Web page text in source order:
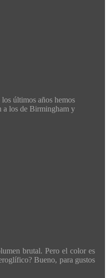
últimos años hemos
a los de Birmingham y
brutal. Pero el color es
Bueno, para gustos